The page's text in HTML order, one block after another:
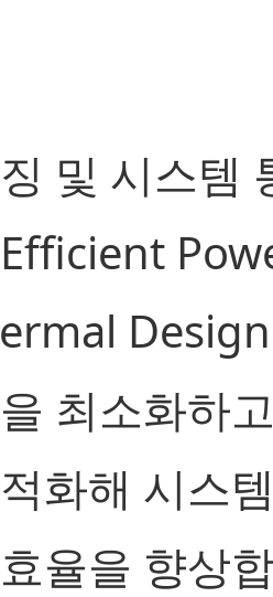
및 시스템
최소화하
화해 시스
율을 향상